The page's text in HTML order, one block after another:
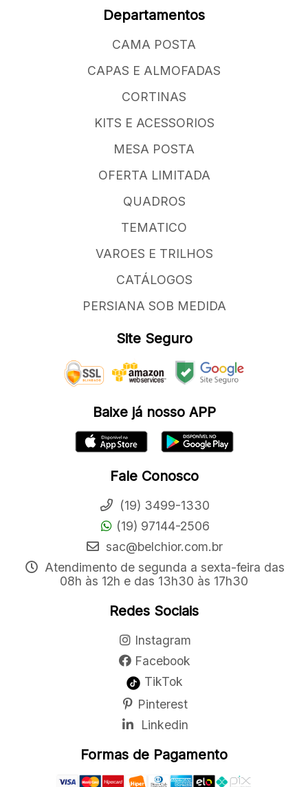
Departamentos
CAMA POSTA
CAPAS E ALMOFADAS
CORTINAS
KITS E ACESSORIOS
MESA POSTA
OFERTA LIMITADA
QUADROS
TEMATICO
VAROES E TRILHOS
CATÁLOGOS
PERSIANA SOB MEDIDA
Site Seguro
Baixe já nosso APP
Fale Conosco
(19) 3499-1330
(19) 97144-2506
sac@belchior.com.br
Atendimento de segunda a sexta-feira das
08h às 12h e das 13h30 às 17h30
Redes Sociais
Instagram
Facebook
TikTok
Pinterest
Linkedin
Formas de Pagamento